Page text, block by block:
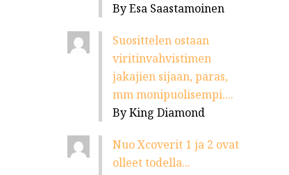
By Esa Saastamoinen
Suosittelen ostaan
viritinvahvistimen
jakajien sijaan, paras,
mm monipuolisempi....
By King Diamond
Nuo Xcoverit 1 ja 2 ovat
olleet todella...